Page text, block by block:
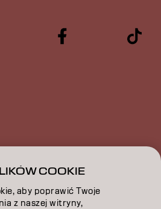
COOKIE
aby poprawić Twoje
z naszej witryny,